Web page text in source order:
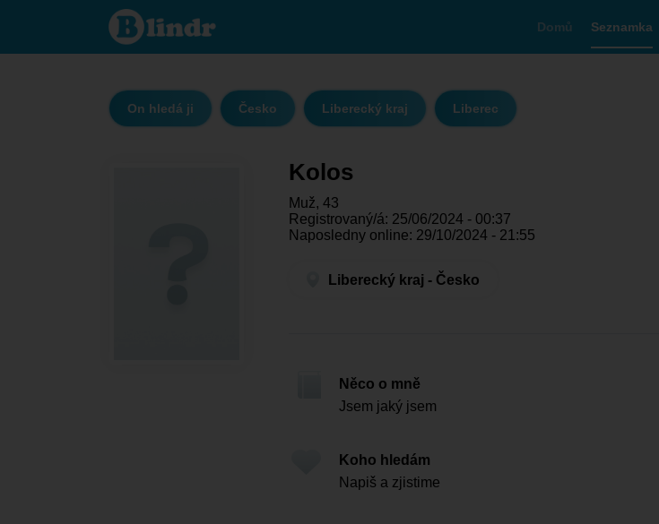
Kolos -
On hledá
ji
Domů Seznamka
On hledá ji Česko Liberecký kraj Liberec
Kolos
Muž, 43
Registrovaný/á: 25/06/2024 - 00:37
Naposledny online: 29/10/2024 - 21:55
Liberecký kraj - Česko
Něco o mně
Jsem jaký jsem
Koho hledám
Napiš a zjistime